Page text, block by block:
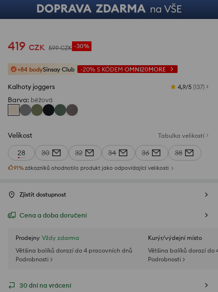
419 CZK 599 CZK -30%
+84 bodySinsay Club -20% S KÓDEM OMNI20MORE
Kalhoty joggers 4,9/5 (137)
Barva: béžová
Velikost Tabulka velikostí
28 30 32 34 36 38
91%zákazníků ohodnotilo produkt jako odpovídající velikosti
Zjistit dostupnost
Cena a doba doručení
Prodejny Vždy zdarma
Většina balíků dorazí do 4 pracovních dnů
Podrobnosti >
Kurýr/výdejní místo
Většina balíků dorazí do
Podrobnosti >
30 dní na vrácení